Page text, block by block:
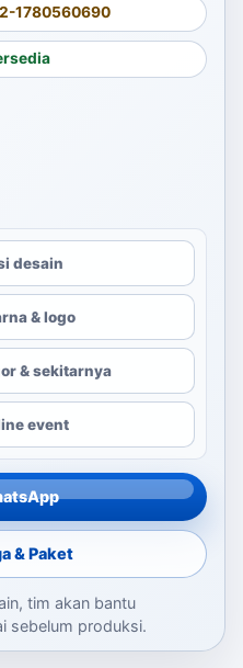
1780560690
adalah:
adalah:
desain
& logo
& sekitarnya
event
& Paket
tim akan bantu
sebelum produksi.